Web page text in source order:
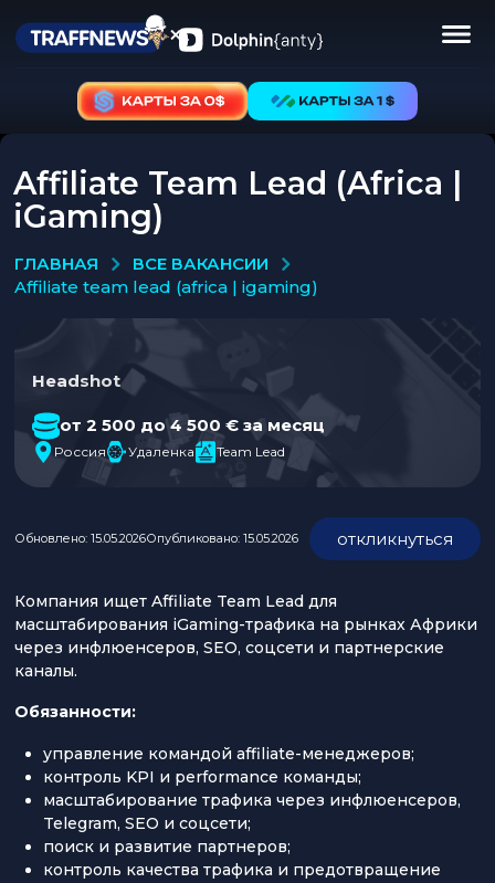
Affiliate Team Lead (Africa |
iGaming)
ГЛАВНАЯ
ВСЕ ВАКАНСИИ
affiliate team lead (africa | igaming)
Headshot
от 2 500 до 4 500 € за месяц
Россия Удаленка Team Lead
Обновлено: 15.05.2026Опубликовано: 15.05.2026 откликнуться
Компания ищет Affiliate Team Lead для
масштабирования iGaming-трафика на рынках Африки
через инфлюенсеров, SEO, соцсети и партнерские
каналы.
Обязанности:
управление командой affiliate-менеджеров;
контроль KPI и performance команды;
масштабирование трафика через инфлюенсеров,
Telegram, SEO и соцсети;
поиск и развитие партнеров;
контроль качества трафика и предотвращение